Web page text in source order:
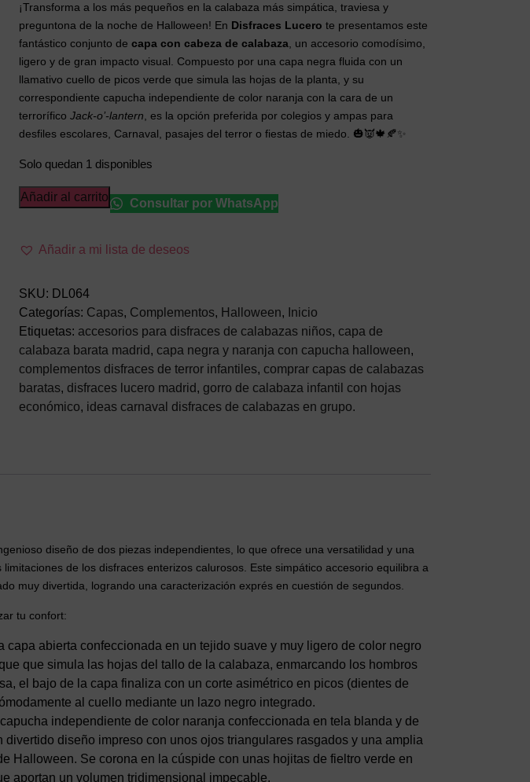
¡Transforma a los más pequeños en la calabaza más simpática, traviesa y
preguntona de la noche de Halloween! En Disfraces Lucero te presentamos este
fantástico conjunto de capa con cabeza de calabaza , un accesorio comodísimo,
ligero y de gran impacto visual. Compuesto por una capa negra fluida con un
llamativo cuello de picos verde que simula las hojas de la planta, y su
correspondiente capucha independiente de color naranja con la cara de un
terrorífico Jack-o’-lantern , es la opción preferida por colegios y ampas para
desfiles escolares, Carnaval, pasajes del terror o fiestas de miedo. 🎃👿🍁🍂✨
Solo quedan 1 disponibles
Capa
de
–
Accesorio
Infantil
y
Adulto
de
Halloween
Añadir al carrito Consultar por WhatsApp
Añadir a mi lista de deseos
SKU: DL064
Categorías: Capas, Complementos, Halloween, Inicio
Etiquetas: accesorios para disfraces de calabazas niños, capa de
calabaza barata madrid , capa negra y naranja con capucha halloween,
complementos disfraces de terror infantiles, comprar capas de calabazas
baratas, disfraces lucero madrid , gorro de calabaza infantil con hojas
económico, ideas carnaval disfraces de calabazas en grupo.
diseño de dos piezas independientes, lo que ofrece una versatilidad y una
de los disfraces enterizos calurosos. Este simpático accesorio equilibra a
muy divertida, logrando una caracterización exprés en cuestión de segundos.
tu confort:
capa abierta confeccionada en un tejido suave y muy ligero de color negro
que simula las hojas del tallo de la calabaza, enmarcando los hombros
el bajo de la capa finaliza con un corte asimétrico en picos (dientes de
al cuello mediante un lazo negro integrado.
independiente de color naranja confeccionada en tela blanda y de
diseño impreso con unos ojos triangulares rasgados y una amplia
Halloween. Se corona en la cúspide con unas hojitas de fieltro verde en
aportan un volumen tridimensional impecable.